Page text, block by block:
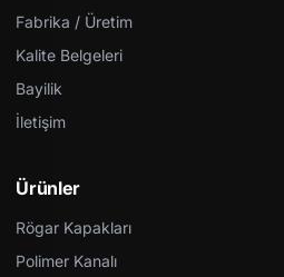
Fabrika / Üretim
Kalite Belgeleri
Bayilik
İletişim
Ürünler
Rögar Kapakları
Polimer Kanalı